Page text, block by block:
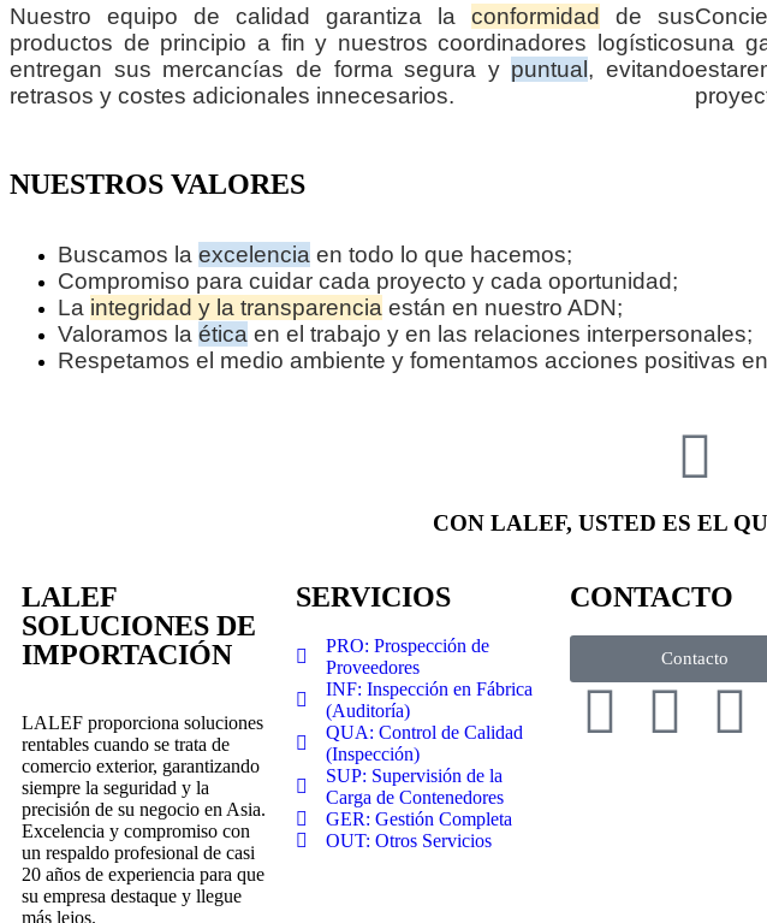
Nuestro equipo de calidad garantiza la conformidad
de sus
productos de principio a fin y nuestros coordinadores logísticos
entregan sus mercancías de forma segura y puntual , evitando
retrasos y costes adicionales innecesarios.
una
NUESTROS VALORES
Buscamos la excelencia en todo lo que hacemos;
Compromiso para cuidar cada proyecto y cada oportunidad;
La integridad y la transparencia están en nuestro ADN;
Valoramos la ética en el trabajo y en las relaciones interpersonales;
Respetamos el medio ambiente y fomentamos acciones positivas
CON LALEF, USTED ES EL
LALEF
SOLUCIONES DE
IMPORTACIÓN
LALEF proporciona soluciones
rentables cuando se trata de
comercio exterior, garantizando
siempre la seguridad y la
precisión de su negocio en Asia.
Excelencia y compromiso con
un respaldo profesional de casi
20 años de experiencia para que
su empresa destaque y llegue
más lejos.
SERVICIOS
PRO: Prospección de
Proveedores
INF: Inspección en Fábrica
(Auditoría)
QUA: Control de Calidad
(Inspección)
SUP: Supervisión de la
Carga de Contenedores
GER: Gestión Completa
OUT: Otros Servicios
CONTACTO
Contacto